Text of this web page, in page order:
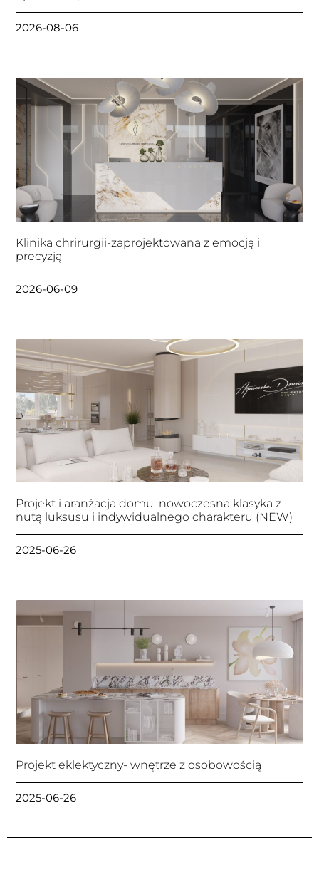
2026-08-06
Klinika chrirurgii-zaprojektowana z emocją i
precyzją
2026-06-09
Projekt i aranżacja domu: nowoczesna klasyka z
nutą luksusu i indywidualnego charakteru (NEW)
2025-06-26
Projekt eklektyczny- wnętrze z osobowością
2025-06-26